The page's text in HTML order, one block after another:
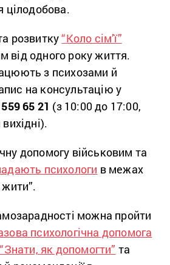
цілодобова.
розвитку“Коло сім’ї”
від одного року життя.
з психозами й
на консультацію у
65 21 (з 10:00 до 17:00,
допомогу військовим та
психологи в межах
можна пройти
психологічна допомога
“Знати, як допомогти” та